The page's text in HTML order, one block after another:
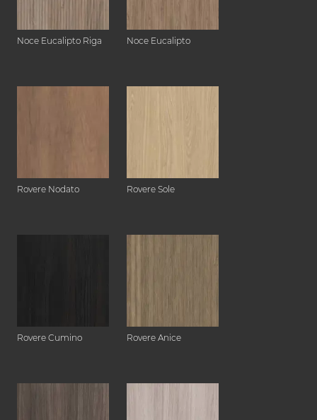
Noce Eucalipto Riga Noce Eucalipto
Rovere Nodato Rovere Sole
Rovere Cumino Rovere Anice